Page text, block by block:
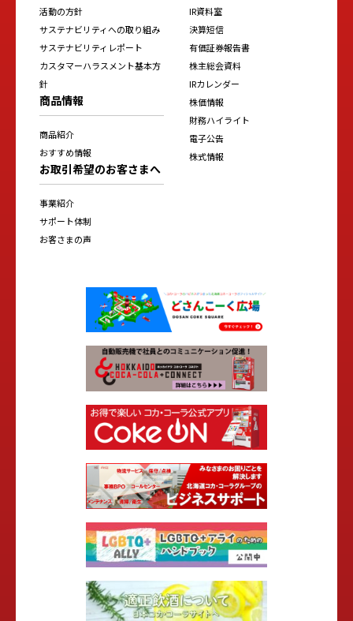
活動の方針
サステナビリティへの取り組み
サステナビリティレポート
カスタマーハラスメント基本方
針
商品情報
商品紹介
おすすめ情報
お取引希望のお客さまへ
事業紹介
サポート体制
お客さまの声
IR資料室
決算短信
有価証券報告書
株主総会資料
IRカレンダー
株価情報
財務ハイライト
電子公告
株式情報